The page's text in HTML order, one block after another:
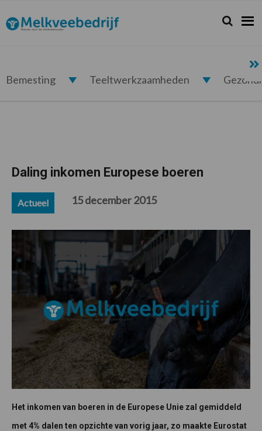
de
hoofdnavigatie
de
hoofd
de
eerste
de
voettekst
Melkveebedrijf.nl Zoeken...
Zoek
Bemesting Teeltwerkzaamheden
Daling inkomen Europese boeren
Actueel 15 december 2015
Het inkomen van boeren in de Europese Unie zal gemiddeld
met 4% dalen ten opzichte van vorig jaar, zo maakte Eurostat